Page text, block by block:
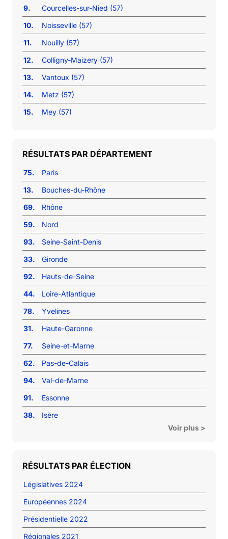
9.
Courcelles-sur-Nied (57)
10.
Noisseville (57)
11.
Nouilly (57)
12.
Colligny-Maizery (57)
13.
Vantoux (57)
14.
Metz (57)
15.
Mey (57)
RÉSULTATS PAR DÉPARTEMENT
75.
Paris
13.
Bouches-du-Rhône
69.
Rhône
59.
Nord
93.
Seine-Saint-Denis
33.
Gironde
92.
Hauts-de-Seine
44.
Loire-Atlantique
78.
Yvelines
31.
Haute-Garonne
77.
Seine-et-Marne
62.
Pas-de-Calais
94.
Val-de-Marne
91.
Essonne
38.
Isère
Voir plus >
RÉSULTATS PAR ÉLECTION
Législatives 2024
Européennes 2024
Présidentielle 2022
Régionales 2021